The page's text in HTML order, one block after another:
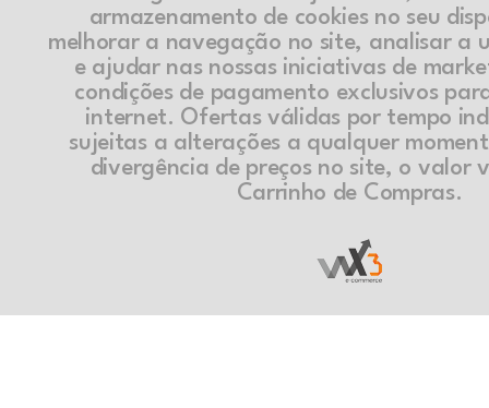
armazenamento de cookies no seu
melhorar a navegação no site, analisar a
e ajudar nas nossas iniciativas de
condições de pagamento exclusivos
internet. Ofertas válidas por tempo
sujeitas a alterações a qualquer
divergência de preços no site, o valor
Carrinho de Compras.